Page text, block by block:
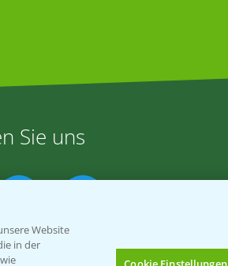
Sie uns
Website
in der